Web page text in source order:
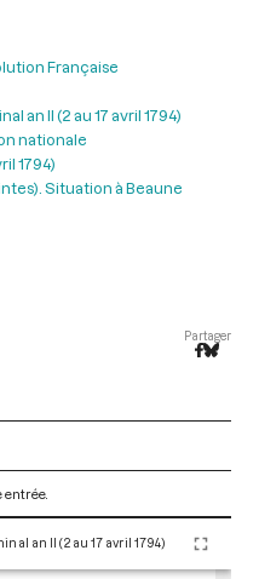
Française
an II (2 au 17 avril 1794)
nationale
1794)
Situation à Beaune
Partager
an II (2 au 17 avril 1794)